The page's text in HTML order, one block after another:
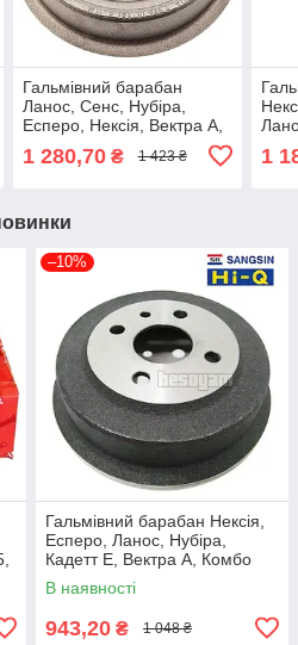
Гальмівний барабан
Ланос, Сенс, Нубіра,
Есперо, Нексія, Вектра А,
Астра F, Астра G, Кадетт
Е, Комбо, Аскона С
1 280,70₴ 1 423 ₴ 1
–10%
Гальмівний барабан Нексія,
Есперо, Ланос, Нубіра,
Кадетт E, Вектра A, Комбо
(95175281) Sangsin Hi-Q
SD3034
В наявності
943,20 ₴ 1 048 ₴